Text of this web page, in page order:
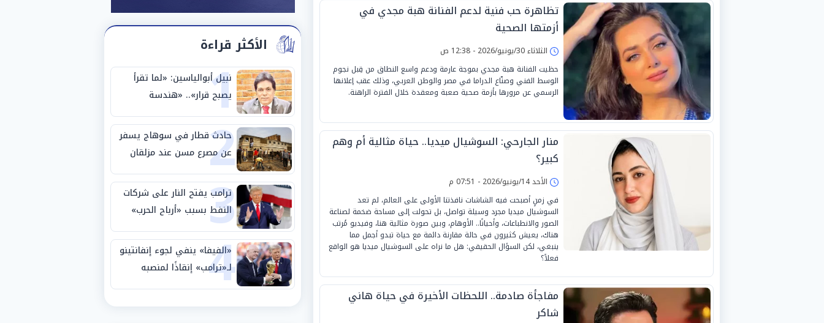
تظاهرة حب فنية لدعم الفنانة هبة مجدي في
أزمتها الصحية
الثلاثاء 30/يونيو/2026 - 12:38 ص
حظيت الفنانة هبة مجدي بموجة عارمة ودعم واسع النطاق من قِبل نجوم
الوسط الفني وصنّاع الدراما في مصر والوطن العربي، وذلك عقب إعلانها
الرسمي عن مرورها بأزمة صحية صعبة ومعقدة خلال الفترة الراهنة.
منار الجارحي: السوشيال ميديا.. حياة مثالية أم وهم
كبير؟
الأحد 14/يونيو/2026 - 07:51 م
في زمنٍ أصبحت فيه الشاشات نافذتنا الأولى على العالم، لم تعد
السوشيال ميديا مجرد وسيلة تواصل، بل تحولت إلى مساحة ضخمة لصناعة
الصور والانطباعات، وأحيانًا.. الأوهام، وبين صورة مثالية هنا، وفيديو مُرتب
هناك، يعيش كثيرون في حالة مقارنة دائمة مع حياة تبدو أجمل مما
ينبغي، لكن السؤال الحقيقي: هل ما نراه على السوشيال ميديا هو الواقع
فعلاً؟
مفاجأة صادمة.. اللحظات الأخيرة في حياة هاني
شاكر
الأكثر قراءة
1
نبيل أبوالياسين: «لما تقرأ
يصبح قرار».. «هندسة
الاستثمار السيادي» بين «ربط
الجيب بالوطن» و«سيادة
الكلمة»
2
حادث قطار في سوهاج يسفر
عن مصرع مسن عند مزلقان
المراغة
3
ترامب يفتح النار على شركات
النفط بسبب «أرباح الحرب»
4
«الفيفا» ينفي لجوء إنفانتينو
لـ«ترامب» إنقاذًا لمنصبه